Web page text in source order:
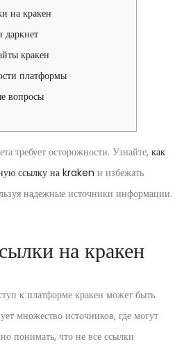
на кракен
даркнет
кракен
платформы
вопросы
требует осторожности. Узнайте, как
ссылку на kraken и избежать
надежные источники информации.
на кракен
к платформе кракен может быть
множество источников, где могут
понимать, что не все ссылки